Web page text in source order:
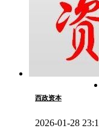
西政资本
2026-01-28